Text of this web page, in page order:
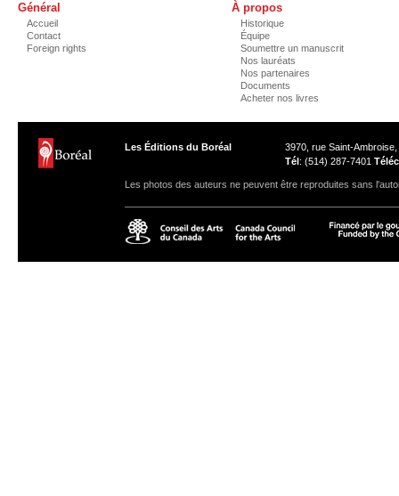
Général
Accueil
Contact
Foreign rights
À propos
Historique
Équipe
Soumettre un manuscrit
Nos lauréats
Nos partenaires
Documents
Acheter nos livres
Les Éditions du Boréal
3970, rue Saint-
Tél : (514) 287-7401 Téléc
Les photos des auteurs ne peuvent être reproduites sans